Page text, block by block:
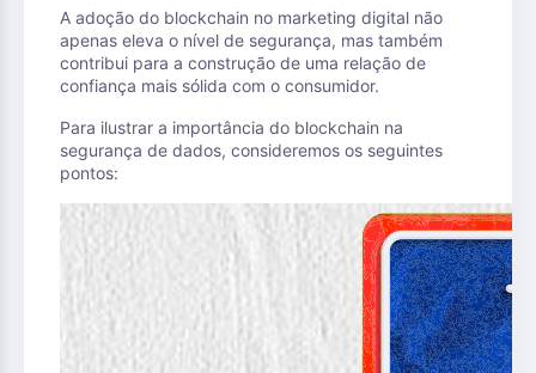
A adoção do blockchain no marketing digital não
apenas eleva o nível de segurança, mas também
contribui para a construção de uma relação de
confiança mais sólida com o consumidor.
Para ilustrar a importância do blockchain na
segurança de dados, consideremos os seguintes
pontos: